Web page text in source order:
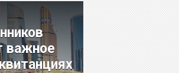
важное